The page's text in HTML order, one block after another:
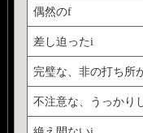
偶然のf
差し迫ったi
完璧な、非の打ち所
不注意な、うっかり